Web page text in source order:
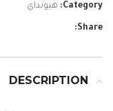
Category: هيونداي
Share:
DESCRIPTION